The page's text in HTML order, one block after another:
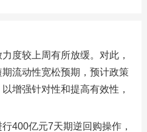
度较上周有所放缓。对此，
流动性宽松预期，预计政策
增强针对性和提高有效性，
400亿元7天期逆回购操作，